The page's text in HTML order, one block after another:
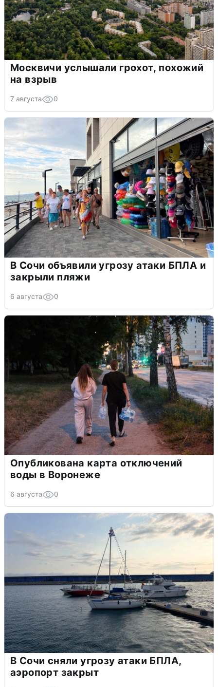
Москвичи услышали грохот, похожий
на взрыв
7 августа 0
В Сочи объявили угрозу атаки БПЛА и
закрыли пляжи
6 августа 0
Опубликована карта отключений
воды в Воронеже
6 августа 0
В Сочи сняли угрозу атаки БПЛА,
аэропорт закрыт